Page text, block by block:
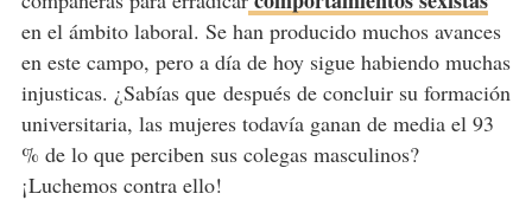
en el ámbito laboral. Se han producido muchos avances
en este campo, pero a día de hoy sigue habiendo muchas
injusticas. ¿Sabías que después de concluir su formación
universitaria, las mujeres todavía ganan de media el 93
% de lo que perciben sus colegas masculinos?
¡Luchemos contra ello!